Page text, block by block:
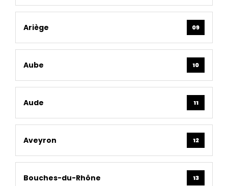
Ariège 09
Aube 10
Aude 11
Aveyron 12
Bouches-du-Rhône 13